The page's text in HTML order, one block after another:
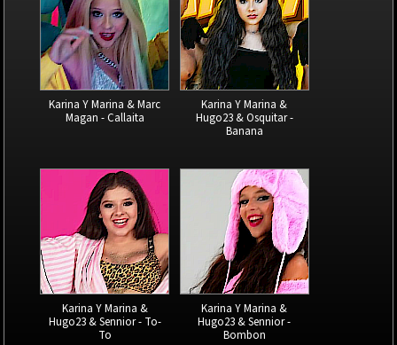
Karina Y Marina & Marc
Magan - Callaita
Karina Y Marina &
Hugo23 & Osquitar -
Banana
Karina Y Marina &
Hugo23 & Sennior - To-
To
Karina Y Marina &
Hugo23 & Sennior -
Bombon